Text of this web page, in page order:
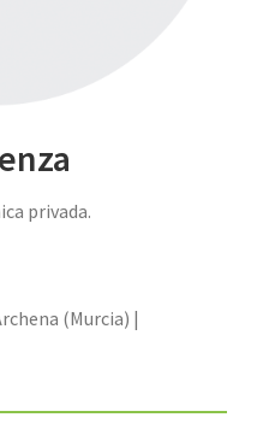
privada.
(Murcia) |